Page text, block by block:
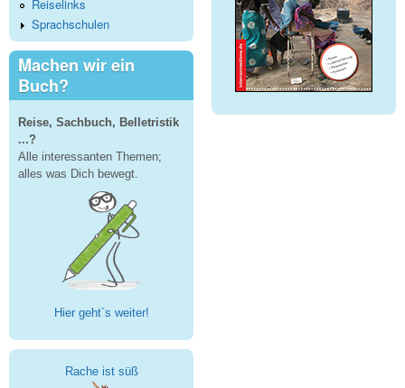
Reiselinks
Sprachschulen
Machen wir ein
Buch?
Reise, Sachbuch, Belletristik
...?
Alle interessanten Themen;
alles was Dich bewegt.
Hier geht´s weiter!
Rache ist süß